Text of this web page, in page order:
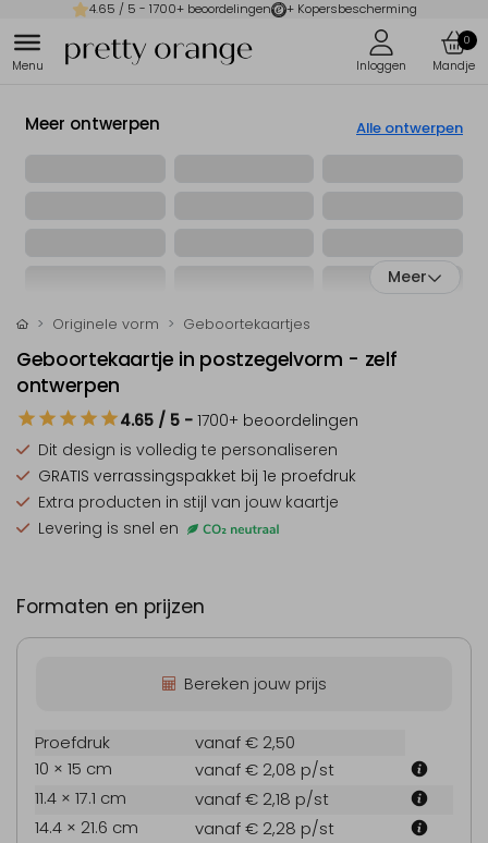
4.65 / 5 - 1700+ beoordelingen + Kopersbescherming
0
Meer ontwerpen Alle ontwerpen
Meer
Originele vorm Geboortekaartjes
Geboortekaartje in postzegelvorm - zelf
ontwerpen
4.65 / 5 - 1700+ beoordelingen
Dit design is volledig te personaliseren
GRATIS verrassingspakket bij 1e proefdruk
Extra producten in stijl van jouw kaartje
Levering is snel en
Formaten en prijzen
Bereken jouw prijs
Proefdruk
vanaf € 2,50
10 × 15 cm
vanaf € 2,08 p/st
11.4 × 17.1 cm
vanaf € 2,18 p/st
14.4 × 21.6 cm
vanaf € 2,28 p/st